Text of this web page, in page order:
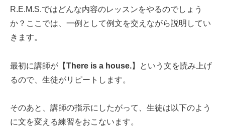
R.E.M.S.ではどんな内容のレッスンをやるのでしょう
か？ここでは、一例として例文を交えながら説明してい
きます。
最初に講師が【There is a house.】という文を読み上げ
るので、生徒がリピートします。
そのあと、講師の指示にしたがって、生徒は以下のよう
に文を変える練習をおこないます。